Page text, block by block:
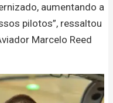
aumentando a
pilotos”, ressaltou
Marcelo Reed